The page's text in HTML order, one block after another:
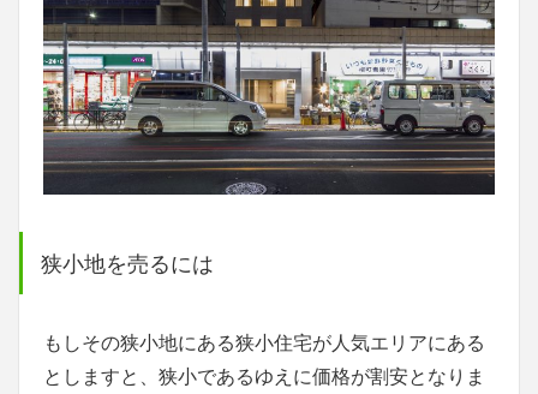
狭小地を売るには
もしその狭小地にある狭小住宅が人気エリアにある
としますと、狭小であるゆえに価格が割安となりま